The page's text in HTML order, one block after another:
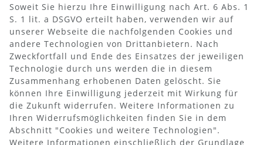
Soweit Sie hierzu Ihre Einwilligung nach Art. 6 Abs. 1
S. 1 lit. a DSGVO erteilt haben, verwenden wir auf
unserer Webseite die nachfolgenden Cookies und
andere Technologien von Drittanbietern. Nach
Zweckfortfall und Ende des Einsatzes der jeweiligen
Technologie durch uns werden die in diesem
Zusammenhang erhobenen Daten gelöscht. Sie
können Ihre Einwilligung jederzeit mit Wirkung für
die Zukunft widerrufen. Weitere Informationen zu
Ihren Widerrufsmöglichkeiten finden Sie in dem
Abschnitt "Cookies und weitere Technologien".
Weitere Informationen einschließlich der Grundlage